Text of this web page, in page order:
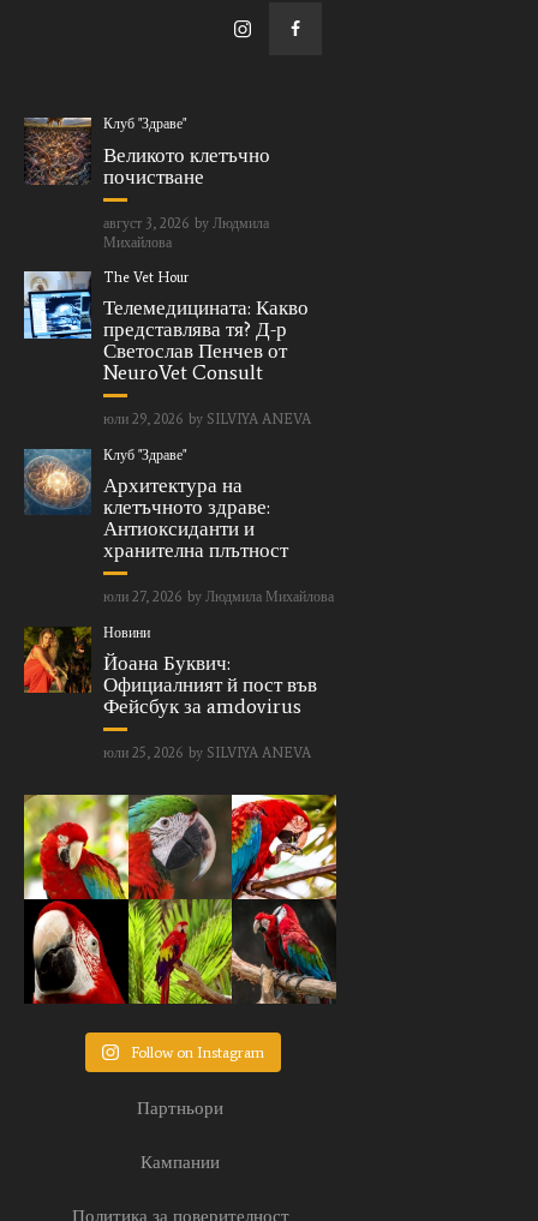
Клуб "Здраве"
Великото клетъчно
почистване
август 3, 2026 by Людмила
Михайлова
The Vet Hour
Телемедицината: Какво
представлява тя? Д-р
Светослав Пенчев от
NeuroVet Consult
юли 29, 2026 by SILVIYA ANEVA
Клуб "Здраве"
Архитектура на
клетъчното здраве:
Антиоксиданти и
хранителна плътност
юли 27, 2026 by Людмила Михайлова
Новини
Йоана Буквич:
Официалният й пост във
Фейсбук за amdovirus
юли 25, 2026 by SILVIYA ANEVA
Follow on Instagram
Партньори
Кампании
Политика за поверителност